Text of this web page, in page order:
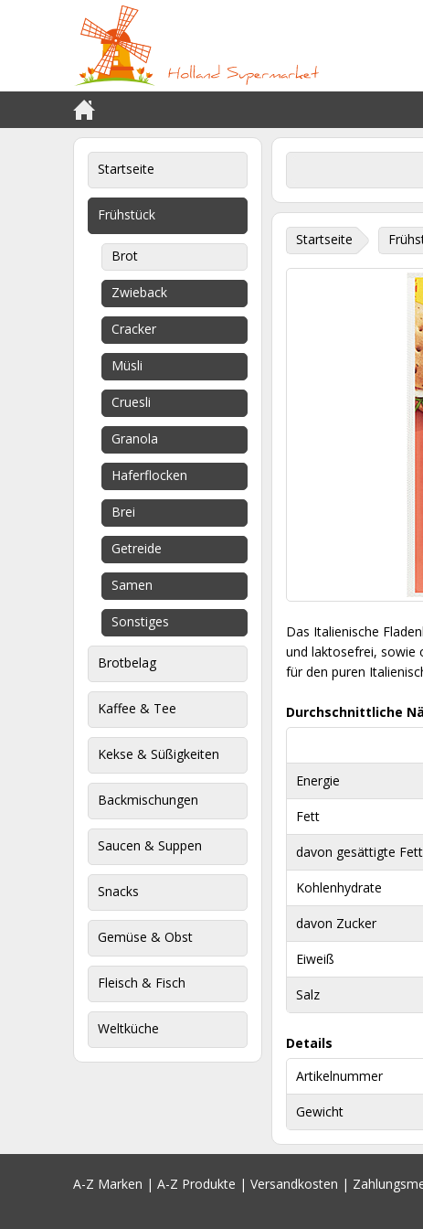
Startseite
Frühstück
Brot
Zwieback
Cracker
Müsli
Cruesli
Granola
Haferflocken
Brei
Getreide
Samen
Sonstiges
Brotbelag
Kaffee & Tee
Kekse & Süßigkeiten
Backmischungen
Saucen & Suppen
Snacks
Gemüse & Obst
Fleisch & Fisch
Weltküche
Startseite
Das Italienische
und laktosefrei, sowie
für den puren
Durchschnittliche
Energie
Fett
davon gesättigte
Kohlenhydrate
davon Zucker
Eiweiß
Salz
Details
Artikelnummer
Gewicht
A-Z Marken | A-Z Produkte | Versandkosten |